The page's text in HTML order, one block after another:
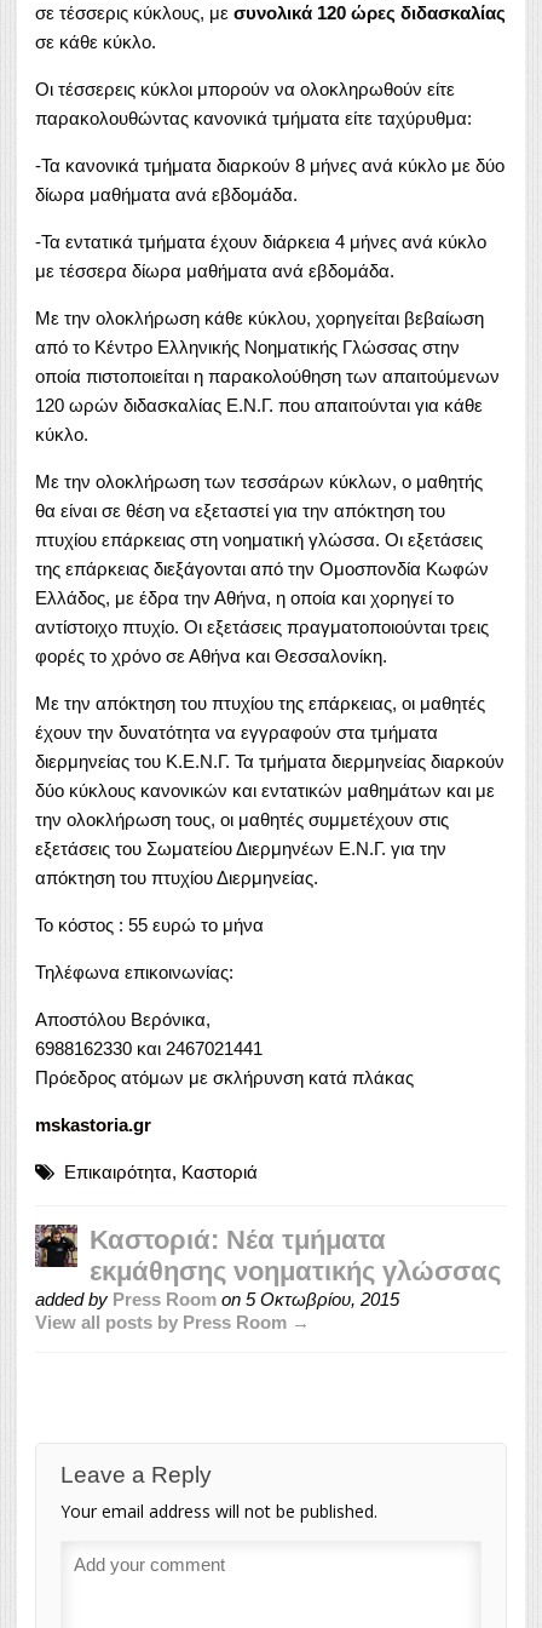
σε τέσσερις κύκλους, με συνολικά 120 ώρες διδασκαλίας
σε κάθε κύκλο.
Οι τέσσερεις κύκλοι μπορούν να ολοκληρωθούν είτε
παρακολουθώντας κανονικά τμήματα είτε ταχύρυθμα:
-Τα κανονικά τμήματα διαρκούν 8 μήνες ανά κύκλο με δύο
δίωρα μαθήματα ανά εβδομάδα.
-Τα εντατικά τμήματα έχουν διάρκεια 4 μήνες ανά κύκλο
με τέσσερα δίωρα μαθήματα ανά εβδομάδα.
Με την ολοκλήρωση κάθε κύκλου, χορηγείται βεβαίωση
από το Κέντρο Ελληνικής Νοηματικής Γλώσσας στην
οποία πιστοποιείται η παρακολούθηση των απαιτούμενων
120 ωρών διδασκαλίας Ε.Ν.Γ. που απαιτούνται για κάθε
κύκλο.
Με την ολοκλήρωση των τεσσάρων κύκλων, ο μαθητής
θα είναι σε θέση να εξεταστεί για την απόκτηση του
πτυχίου επάρκειας στη νοηματική γλώσσα. Οι εξετάσεις
της επάρκειας διεξάγονται από την Ομοσπονδία Κωφών
Ελλάδος, με έδρα την Αθήνα, η οποία και χορηγεί το
αντίστοιχο πτυχίο. Οι εξετάσεις πραγματοποιούνται τρεις
φορές το χρόνο σε Αθήνα και Θεσσαλονίκη.
Με την απόκτηση του πτυχίου της επάρκειας, οι μαθητές
έχουν την δυνατότητα να εγγραφούν στα τμήματα
διερμηνείας του Κ.Ε.Ν.Γ. Τα τμήματα διερμηνείας διαρκούν
δύο κύκλους κανονικών και εντατικών μαθημάτων και με
την ολοκλήρωση τους, οι μαθητές συμμετέχουν στις
εξετάσεις του Σωματείου Διερμηνέων Ε.Ν.Γ. για την
απόκτηση του πτυχίου Διερμηνείας.
Το κόστος : 55 ευρώ το μήνα
Τηλέφωνα επικοινωνίας:
Αποστόλου Βερόνικα,
6988162330 και 2467021441
Πρόεδρος ατόμων με σκλήρυνση κατά πλάκας
mskastoria.gr
Επικαιρότητα, Καστοριά
Καστοριά: Νέα τμήματα
εκμάθησης νοηματικής γλώσσας
added by Press Room on 5 Οκτωβρίου, 2015
View all posts by Press Room →
Leave a Reply
Your email address will not be published.